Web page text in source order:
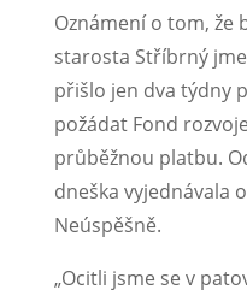
Oznámení o tom, že
starosta Stříbrný
přišlo jen dva týdny
požádat Fond
průběžnou platbu.
dneška vyjednávala
Neúspěšně.
„Ocitli jsme se v